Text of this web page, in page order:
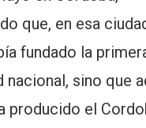
que, en esa
fundado la
nacional, sino que
producido el